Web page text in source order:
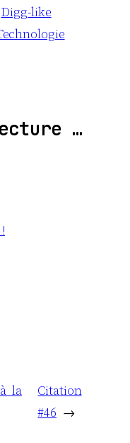
Digg-like
…
la
Citation
#46 →